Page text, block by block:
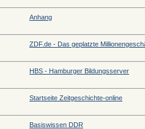
Anhang
ZDF.de - Das geplatzte
HBS - Hamburger Bildungsserver
Startseite Zeitgeschichte-online
Basiswissen DDR